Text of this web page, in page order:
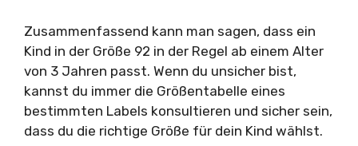
Zusammenfassend kann man sagen, dass ein
Kind in der Größe 92 in der Regel ab einem Alter
von 3 Jahren passt. Wenn du unsicher bist,
kannst du immer die Größentabelle eines
bestimmten Labels konsultieren und sicher sein,
dass du die richtige Größe für dein Kind wählst.